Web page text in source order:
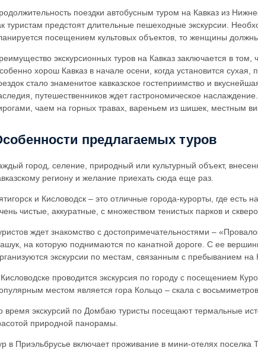
поездки автобусным туром на Кавказ из
туристам предстоят длительные пешеходные экскурсии.
посещением культовых объектов, то женщины
экскурсионных туров на Кавказ заключается в том,
хорош Кавказ в начале осени, когда установится сухая,
стало знаменитое кавказское гостеприимство и
путешественников ждет гастрономическое
чаем на горных травах, вареньем из шишек, местным
предлагаемых туров
город, селение, природный или культурный объект,
региону и желание приехать сюда еще раз.
и Кисловодск – это отличные города-курорты, где
чистые, аккуратные, с множеством тенистых парков и
ждет знакомство с достопримечательностями –
на которую поднимаются по канатной дороге. С ее
экскурсии по местам, связанным с пребыванием
проводится экскурсия по городу с посещением
местом является гора Кольцо – скала с
время экскурсий по Домбаю туристы посещают термальные
природной панорамы.
в Приэльбрусье включает проживание в мини-отелях